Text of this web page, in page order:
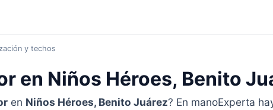
y techos
en Niños Héroes, Benito
en Niños Héroes, Benito Juárez? En manoExperta